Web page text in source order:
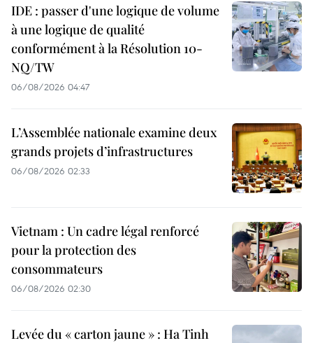
IDE : passer d'une logique de volume
à une logique de qualité
conformément à la Résolution 10-
NQ/TW
06/08/2026 04:47
L’Assemblée nationale examine deux
grands projets d’infrastructures
06/08/2026 02:33
Vietnam : Un cadre légal renforcé
pour la protection des
consommateurs
06/08/2026 02:30
Levée du « carton jaune » : Ha Tinh